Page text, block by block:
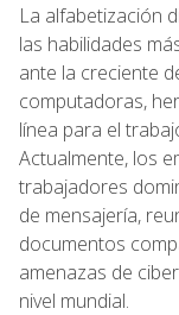
La alfabetización
las habilidades
ante la creciente
computadoras,
línea para el
Actualmente, los
trabajadores
de mensajería,
documentos
amenazas de
nivel mundial.